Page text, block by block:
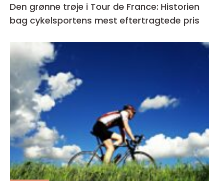
Den grønne trøje i Tour de France: Historien
bag cykelsportens mest eftertragtede pris